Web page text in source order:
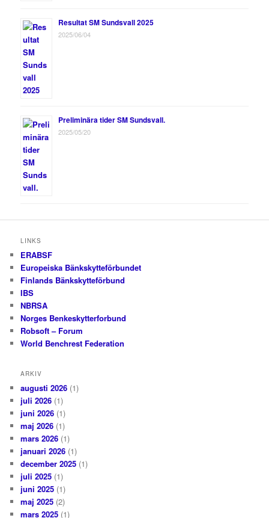
Resultat SM Sundsvall 2025
2025/06/04
Preliminära tider SM Sundsvall.
2025/05/20
LINKS
ERABSF
Europeiska Bänkskytteförbundet
Finlands Bänkskytteförbund
IBS
NBRSA
Norges Benkeskytterforbund
Robsoft – Forum
World Benchrest Federation
ARKIV
augusti 2026 (1)
juli 2026 (1)
juni 2026 (1)
maj 2026 (1)
mars 2026 (1)
januari 2026 (1)
december 2025 (1)
juli 2025 (1)
juni 2025 (1)
maj 2025 (2)
mars 2025 (1)